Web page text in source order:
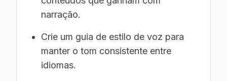
narração.
Crie um guia de estilo de voz para
manter o tom consistente entre
idiomas.